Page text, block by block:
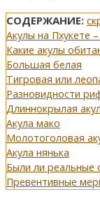
СОДЕРЖАНИЕ:
Акулы на Пхукете
Какие акулы
Большая белая
Тигровая или
Разновидности
Длиннокрылая
Акула мако
Молотоголовая
Акула нянька
Были ли реальные
Превентивные